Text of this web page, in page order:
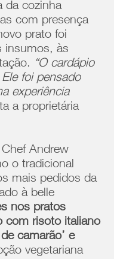
da cozinha
com presença
prato foi
insumos, às
“O cardápio
foi pensado
experiência
a proprietária
Andrew
o tradicional
mais pedidos da
à belle
nos pratos
com risoto italiano
camarão’ e
vegetariana